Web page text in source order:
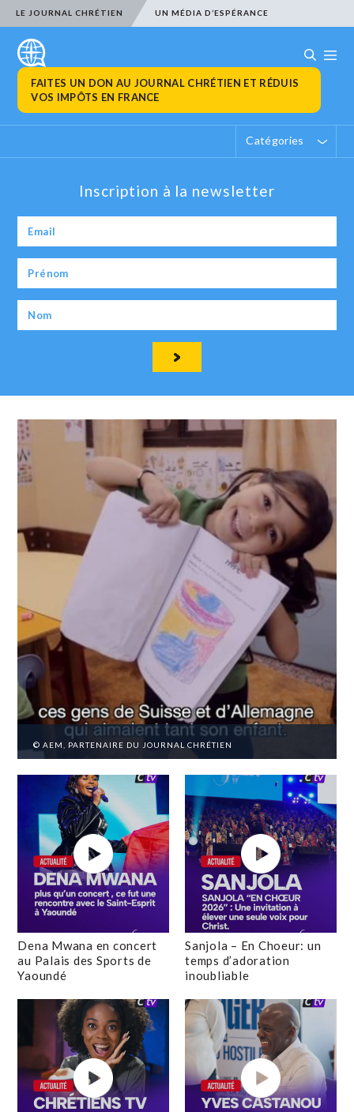
LE JOURNAL CHRÉTIEN UN MÉDIA D’ESPÉRANCE
FAITES UN DON AU JOURNAL CHRÉTIEN ET RÉDUIS
VOS IMPÔTS EN FRANCE
Catégories
Inscription à la newsletter
© AEM, PARTENAIRE DU JOURNAL CHRÉTIEN
Dena Mwana en concert
au Palais des Sports de
Yaoundé
Sanjola – En Choeur: un
temps d’adoration
inoubliable